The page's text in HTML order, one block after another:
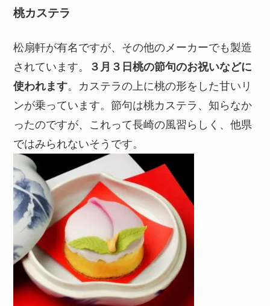
桃カステラ
松扇軒が有名ですが、その他のメーカーでも製造
されています。
３月３日桃の節句のお祝いなどに
使われます。カステラの上に桃の形をした甘いリ
ンが乗っています。節句は桃カステラ、知らなか
ったのですが、これって長崎の風習らしく、他県
ではみられないそうです。